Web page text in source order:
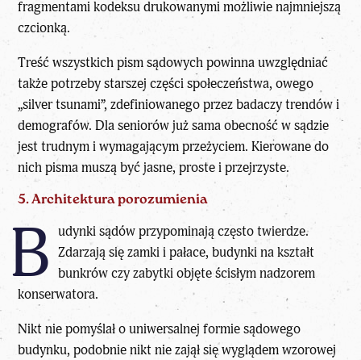
fragmentami kodeksu drukowanymi możliwie najmniejszą
czcionką.
Treść wszystkich pism sądowych powinna uwzględniać
także potrzeby starszej części społeczeństwa, owego
„silver tsunami”, zdefiniowanego przez badaczy trendów i
demografów. Dla seniorów już sama obecność w sądzie
jest trudnym i wymagającym przeżyciem. Kierowane do
nich pisma muszą być jasne, proste i przejrzyste.
5. Architektura porozumienia
B udynki sądów przypominają często twierdze.
Zdarzają się zamki i pałace, budynki na kształt
bunkrów czy zabytki objęte ścisłym nadzorem
konserwatora.
Nikt nie pomyślał o uniwersalnej formie sądowego
budynku, podobnie nikt nie zajął się wyglądem wzorowej